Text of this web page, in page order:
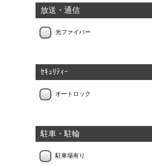
放送・通信
光ファイバー
ｾｷｭﾘﾃｨｰ
オートロック
駐車・駐輪
駐車場有り